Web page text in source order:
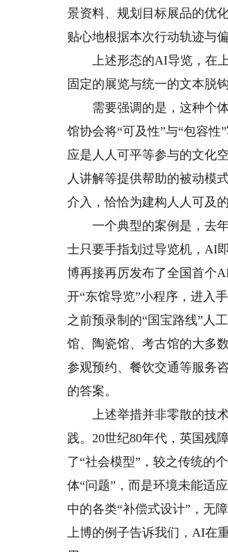
景资料、规划目标展品的优
贴心地根据本次行动轨迹与
上述形态的AI导览，在上
固定的展览与统一的文本脱
需要强调的是，这种个体
馆协会将“可及性”与“包容
应是人人可平等参与的文化
人讲解等提供帮助的被动模
介入，恰恰为建构人人可及
一个典型的案例是，去年
士只要手指划过导览机，AI
博再接再厉发布了全国首个
开“东馆导览”小程序，进入
之前预录制的“国宝路线”人
馆、陶瓷馆、考古馆的大多
参观预约、餐饮交通等服务
的答案。
上述举措并非零散的技术
践。20世纪80年代，英国残
了“社会模型”，较之传统的
体“问题”，而是环境未能适
中的各类“补偿式设计”，无
上博的例子告诉我们，AI在